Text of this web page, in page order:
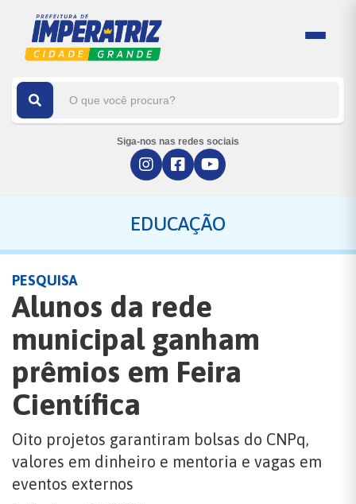
Siga-nos nas redes sociais
EDUCAÇÃO
PESQUISA
Alunos da rede
municipal ganham
prêmios em Feira
Científica
Oito projetos garantiram bolsas do CNPq,
valores em dinheiro e mentoria e vagas em
eventos externos